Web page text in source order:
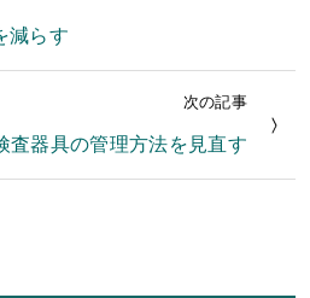
減らす
次の記事
査器具の管理方法を見直す